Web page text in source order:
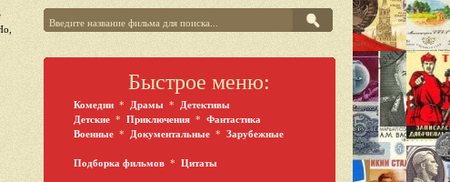
Быстрое меню:
Комедии * Драмы *
Детективы
Детские * Приключения * Фантастика
Военные * Документальные * Зарубежные
Подборка фильмов * Цитаты